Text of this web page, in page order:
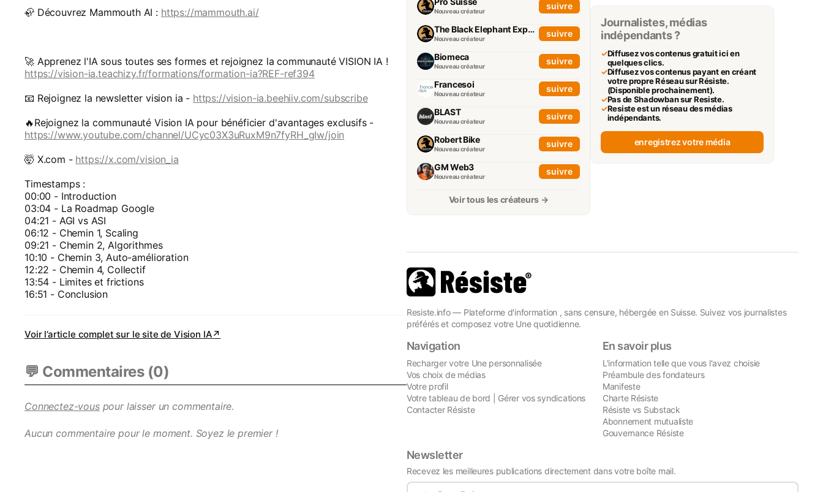
🦣 Découvrez Mammouth AI : https://mammouth.ai/
🚀 Apprenez l'IA sous toutes ses formes et rejoignez la communauté VISION IA !
https://vision-ia.teachizy.fr/formations/formation-ia?REF-ref394
📧 Rejoignez la newsletter vision ia - https://vision-ia.beehiiv.com/subscribe
🔥Rejoignez la communauté Vision IA pour bénéficier d'avantages exclusifs -
https://www.youtube.com/channel/UCyc03X3uRuxM9n7fyRH_gIw/join
🤯 X.com - https://x.com/vision_ia
Timestamps :
00:00 - Introduction
03:04 - La Roadmap Google
04:21 - AGI vs ASI
06:12 - Chemin 1, Scaling
09:21 - Chemin 2, Algorithmes
10:10 - Chemin 3, Auto-amélioration
12:22 - Chemin 4, Collectif
13:54 - Limites et frictions
16:51 - Conclusion
Voir l’article complet sur le site de Vision IA↗
💬 Commentaires (0)
Connectez-vouspour laisser un commentaire.
Aucun commentaire pour le moment. Soyez le premier !
Nouveau créateur
suivre
The Black Elephant Experience
Nouveau créateur
suivre
Biomeca
Nouveau créateur
suivre
Francesoi
Nouveau créateur
suivre
BLAST
Nouveau créateur
suivre
Robert Bike
Nouveau créateur
suivre
GM Web3
Nouveau créateur
suivre
Voir tous les créateurs →
Journalistes, médias
indépendants ?
✓Diffusez vos contenus gratuit ici en
quelques clics.
✓Diffusez vos contenus payant en créant
votre propre Réseau sur Résiste.
(Disponible prochainement).
✓Pas de Shadowban sur Resiste.
✓Resiste est un réseau des médias
indépendants.
enregistrez votre média
Resiste.info — Plateforme d'information , sans censure, hébergée en Suisse. Suivez vos journalistes
préférés et composez votre Une quotidienne.
Navigation
Recharger votre Une personnalisée
Vos choix de médias
Votre profil
Votre tableau de bord | Gérer vos syndications
Contacter Résiste
En savoir plus
L'information telle que vous l'avez choisie
Préambule des fondateurs
Manifeste
Charte Résiste
Résiste vs Substack
Abonnement mutualiste
Gouvernance Résiste
Newsletter
Recevez les meilleures publications directement dans votre boîte mail.